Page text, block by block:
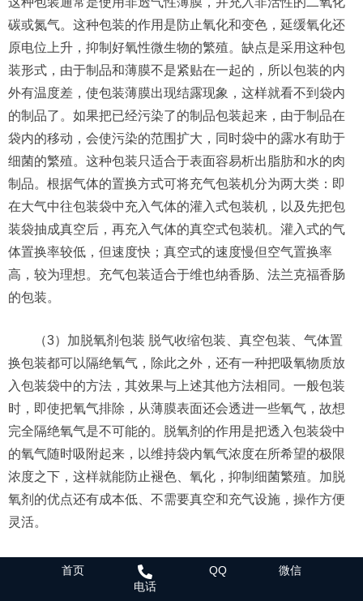
碳或氮气。这种包装的作用是防止氧化和变色，延缓氧化还
原电位上升，抑制好氧性微生物的繁殖。缺点是采用这种包
装形式，由于制品和薄膜不是紧贴在一起的，所以包装的内
外有温度差，使包装薄膜出现结露现象，这样就看不到袋内
的制品了。如果把已经污染了的制品包装起来，由于制品在
袋内的移动，会使污染的范围扩大，同时袋中的露水有助于
细菌的繁殖。这种包装只适合于表面容易析出脂肪和水的肉
制品。根据气体的置换方式可将充气包装机分为两大类：即
在大气中往包装袋中充入气体的灌入式包装机，以及先把包
装袋抽成真空后，再充入气体的真空式包装机。灌入式的气
体置换率较低，但速度快；真空式的速度慢但空气置换率
高，较为理想。充气包装适合于维也纳香肠、法兰克福香肠
的包装。
（3）加脱氧剂包装 脱气收缩包装、真空包装、气体置
换包装都可以隔绝氧气，除此之外，还有一种把吸氧物质放
入包装袋中的方法，其效果与上述其他方法相同。一般包装
时，即使把氧气排除，从薄膜表面还会透进一些氧气，故想
完全隔绝氧气是不可能的。脱氧剂的作用是把透入包装袋中
的氧气随时吸附起来，以维持袋内氧气浓度在所希望的极限
浓度之下，这样就能防止褪色、氧化，抑制细菌繁殖。加脱
氧剂的优点还有成本低、不需要真空和充气设施，操作方便
灵活。
肉制品包装的设计
首页
电话
QQ 微信